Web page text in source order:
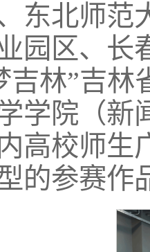
东北师范
园区、长
吉林”吉
学院（新
高校师生
的参赛作